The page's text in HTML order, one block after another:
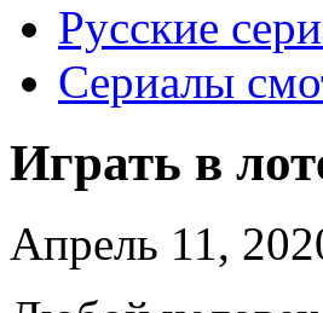
Русские
Сериалы
Играть в
Апрель 11,